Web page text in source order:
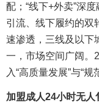
配；“线下+外卖”深
引流、线下履约的双
速渗透，三线及以下
一，市场空间广阔。
入“高质量发展”与“规
加盟成人24小时无